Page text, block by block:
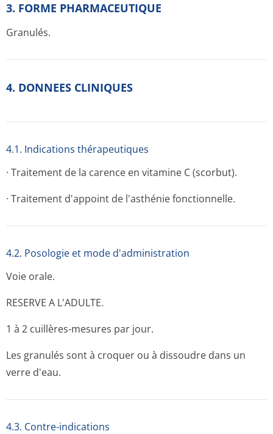
3. FORME PHARMACEUTIQUE
Granulés.
4. DONNEES CLINIQUES
4.1. Indications thérapeutiques
· Traitement de la carence en vitamine C (scorbut).
· Traitement d'appoint de l'asthénie fonctionnelle.
4.2. Posologie et mode d'administration
Voie orale.
RESERVE A L'ADULTE.
1 à 2 cuillères-mesures par jour.
Les granulés sont à croquer ou à dissoudre dans un
verre d'eau.
4.3. Contre-indications